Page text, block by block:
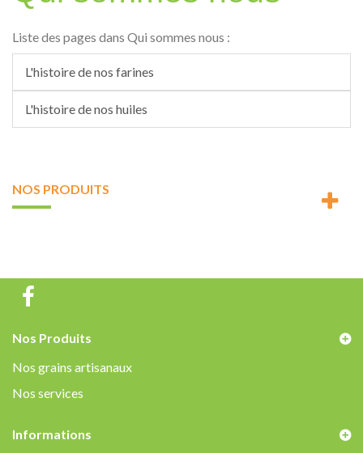
Liste des pages dans Qui sommes nous :
L'histoire de nos farines
L'histoire de nos huiles
NOS PRODUITS
Nos Produits
Nos grains artisanaux
Nos services
Informations